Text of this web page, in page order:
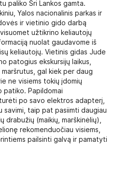
paliko Šri Lankos gamta.
Yalos nacionalinis parkas ir
ir vietinio gido darbą
užtikrino keliautojų
nuolat gaudavome iš
keliautojų. Vietinis gidas Jude
patogius ekskursijų laikus,
gal kiek per daug
ne visiems tokių įdomių
patiko. Papildomai
po savo elektros adapterį,
savimi, taip pat pasiimti daugiau
drabužių (maikių, marškinėlių),
rekomenduočiau visiems,
pailsinti galvą ir pamatyti